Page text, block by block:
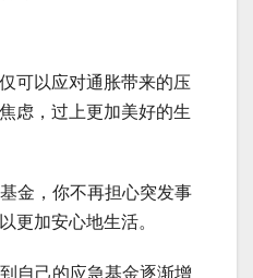
可以应对通胀带来的压
虑，过上更加美好的生
金，你不再担心突发事
更加安心地生活。
自己的应急基金逐渐增